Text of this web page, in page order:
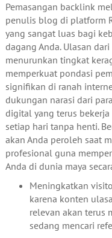
Pemasangan backlink
penulis blog di platform
yang sangat luas bagi
dagang Anda. Ulasan
menurunkan tingkat
memperkuat pondasi
signifikan di ranah
dukungan narasi dari
digital yang terus
setiap hari tanpa henti.
akan Anda peroleh saat
profesional guna
Anda di dunia maya
Meningkatkan
karena konten
relevan akan terus
sedang mencari